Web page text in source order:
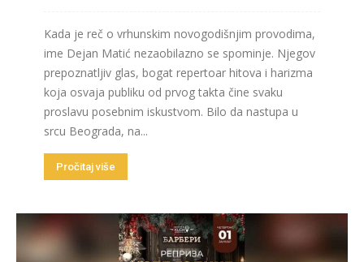
Kada je reč o vrhunskim novogodišnjim provodima,
ime Dejan Matić nezaobilazno se spominje. Njegov
prepoznatljiv glas, bogat repertoar hitova i harizma
koja osvaja publiku od prvog takta čine svaku
proslavu posebnim iskustvom. Bilo da nastupa u
srcu Beograda, na...
Pročitaj više